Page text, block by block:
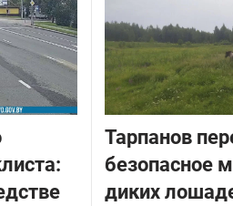
Тарпанов
безопасное
диких